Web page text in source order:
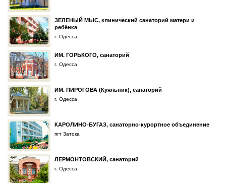
ЗЕЛЕНЫЙ МЫС, клинический санаторий матери и
ребёнка
г. Одесса
ИМ. ГОРЬКОГО, санаторий
г. Одесса
ИМ. ПИРОГОВА (Куяльник), санаторий
г. Одесса
КАРОЛИНО-БУГАЗ, санаторно-курортное объединение
пгт Затока
ЛЕРМОНТОВСКИЙ, санаторий
г. Одесса